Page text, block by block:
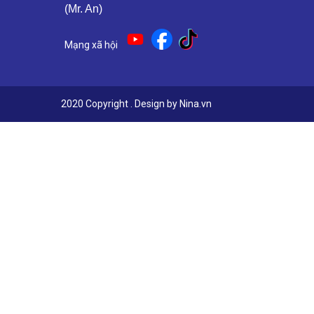
(Mr. An)
Mạng xã hội
2020 Copyright . Design by Nina.vn